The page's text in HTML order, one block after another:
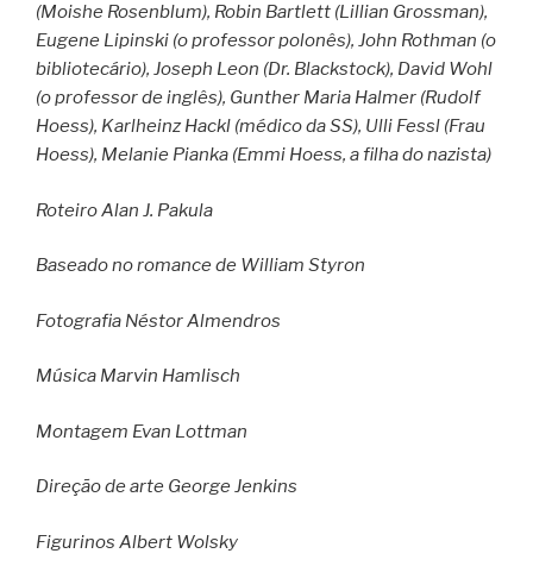
(Moishe Rosenblum), Robin Bartlett (Lillian Grossman),
Eugene Lipinski (o professor polonês), John Rothman (o
bibliotecário), Joseph Leon (Dr. Blackstock), David Wohl
(o professor de inglês), Gunther Maria Halmer (Rudolf
Hoess), Karlheinz Hackl (médico da SS), Ulli Fessl (Frau
Hoess), Melanie Pianka (Emmi Hoess, a filha do nazista)
Roteiro Alan J. Pakula
Baseado no romance de William Styron
Fotografia Néstor Almendros
Música Marvin Hamlisch
Montagem Evan Lottman
Direção de arte George Jenkins
Figurinos Albert Wolsky